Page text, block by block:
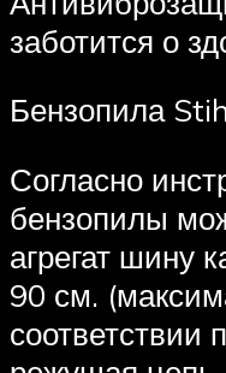
заботится о
Бензопила
Согласно
бензопилы
агрегат шину
90 см.
соответствии